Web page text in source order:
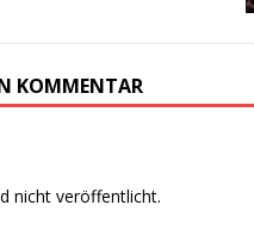
KOMMENTAR
nicht veröffentlicht.